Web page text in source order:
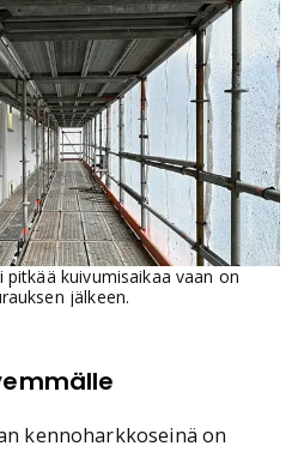
kuivumisaikaa vaan on
jälkeen.
kennoharkkoseinä on